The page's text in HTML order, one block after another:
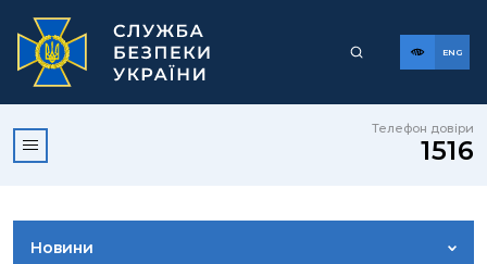
ENG
Телефон довіри
1516
Новини